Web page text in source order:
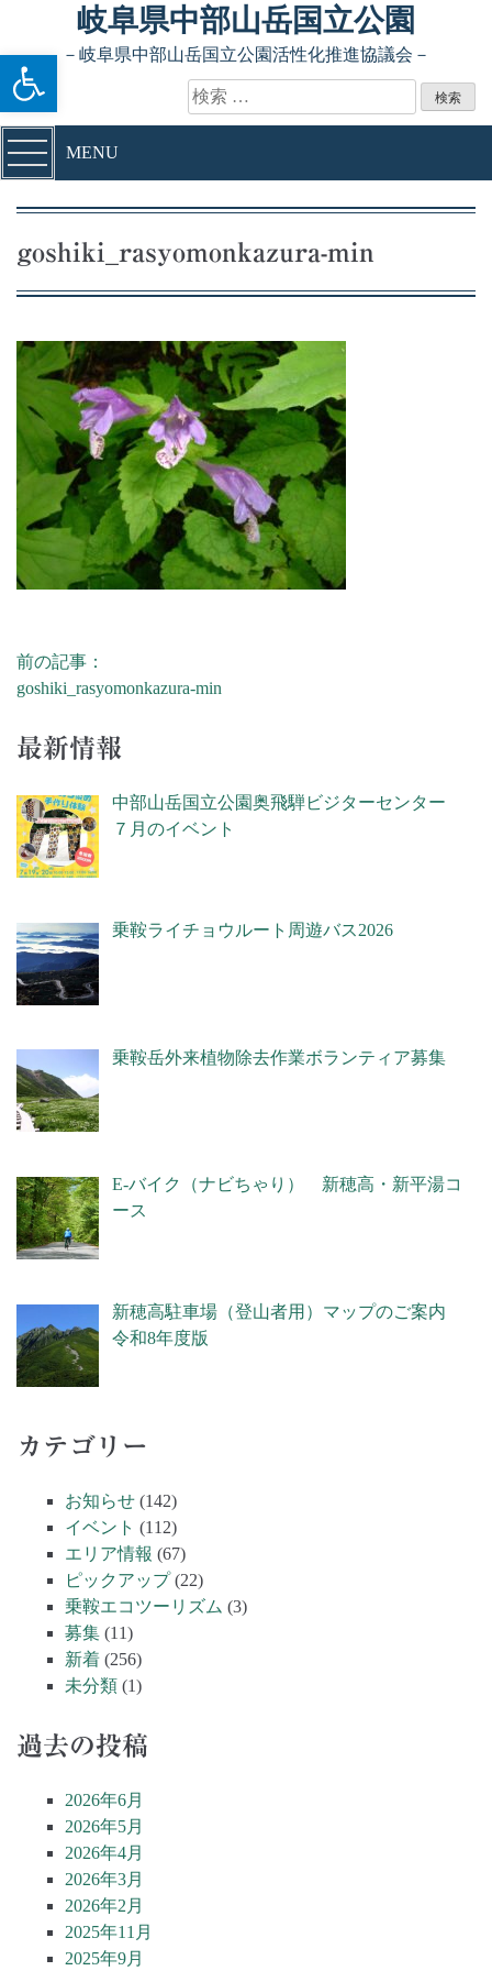
ツールバーを開く
Skip to content岐阜県中部山岳国立公園
－岐阜県中部山岳国立公園活性化推進協議会－
検索:
MENU
goshiki_rasyomonkazura-min
投稿ナビゲーション
前の記事：
goshiki_rasyomonkazura-min
最新情報
中部山岳国立公園奥飛騨ビジターセンター
７月のイベント
乗鞍ライチョウルート周遊バス2026
乗鞍岳外来植物除去作業ボランティア募集
E-バイク（ナビちゃり） 新穂高・新平湯コ
ース
新穂高駐車場（登山者用）マップのご案内
令和8年度版
カテゴリー
お知らせ (142)
イベント (112)
エリア情報 (67)
ピックアップ(22)
乗鞍エコツーリズム (3)
募集 (11)
新着 (256)
未分類 (1)
過去の投稿
2026年6月
2026年5月
2026年4月
2026年3月
2026年2月
2025年11月
2025年9月